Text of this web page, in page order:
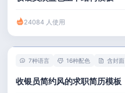
24084 人使用
7种语言 16种配色 含封面
收银员简约风的求职简历模板